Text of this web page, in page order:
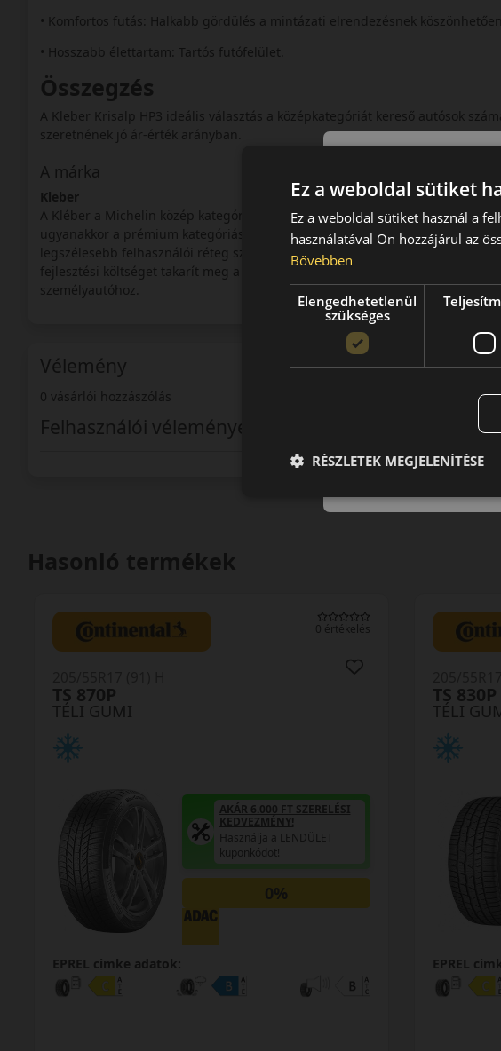
• Komfortos futás: Halkabb gördülés a mintázati elrendezésnek köszönhetően.
• Hosszabb élettartam: Tartós futófelület.
Összegzés
A Kleber Krisalp HP3 ideális választás a középkategóriát kereső autósok
szeretnének jó ár-érték arányban.
A márka
Kleber
A Kléber a Michelin közép kategóriájú márkája. Azok számára ideális, akik
ugyanakkor a prémium kategóriás termékek által kínált előnyöket nem
legszélesebb felhasználói réteg számára optimalizálja és az anyacég
fejlesztési költséget takarít meg a Kléber így tudja termékeit megfizethető
személyautóhoz.
Vélemény
0 vásárlói hozzászólás
Felhasználói vélemények
Hasonló termékek
0 értékelés
TÉLI GUMI
TS 830P XL *
AKÁR 6.000 FT SZERELÉSI
KEDVEZMÉNY!
Használja a LENDÜLET
kuponkódot!
EPREL cimke adatok:
TÉLI
EPREL
Ez a weboldal sütiket
Ez a weboldal sütiket használ a
használatával Ön hozzájárul az
Bővebben
Elengedhetetlenül
szükséges
RÉSZLETEK MEGJELENÍTÉSE